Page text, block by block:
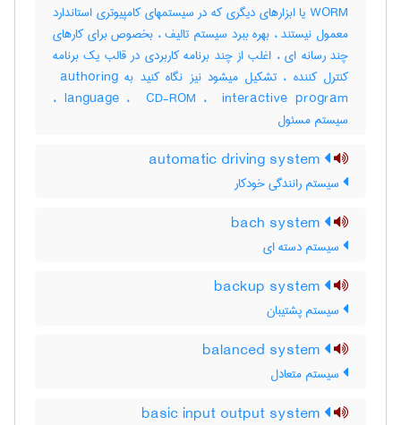
WORM یا ابزارهای دیگری که در سیستمهای کامپیوتری استاندارد
معمول نیستند ، بهره ببرد سیستم تالیف ، بخصوص برای کارهای
چند رسانه ای ، اغلب از چند برنامه کاربردی در قالب یک برنامه
کنترل کننده ، تشکیل میشود نیز نگاه کنید به ‎ authoring
language ، ‎ CD-ROM ، ‎ interactive program ،
سیستم مسئول
سیستم رانندگی خودکار
سیستم دسته ای
سیستم پشتیبان
سیستم متعادل